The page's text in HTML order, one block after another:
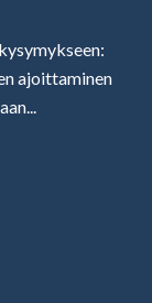
ajoittaminen